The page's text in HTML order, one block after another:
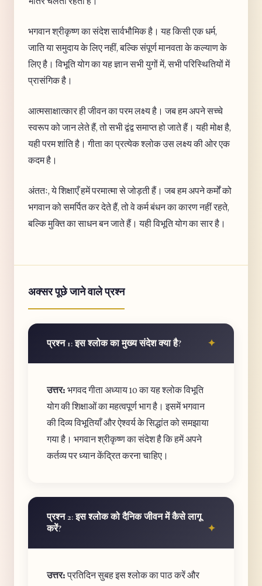
भगवान श्रीकृष्ण का संदेश सार्वभौमिक है। यह किसी एक धर्म,
जाति या समुदाय के लिए नहीं, बल्कि संपूर्ण मानवता के कल्याण के
लिए है। विभूति योग का यह ज्ञान सभी युगों में, सभी परिस्थितियों में
प्रासंगिक है।
आत्मसाक्षात्कार ही जीवन का परम लक्ष्य है। जब हम अपने सच्चे
स्वरूप को जान लेते हैं, तो सभी द्वंद्व समाप्त हो जाते हैं। यही मोक्ष है,
यही परम शांति है। गीता का प्रत्येक श्लोक उस लक्ष्य की ओर एक
कदम है।
अंततः, ये शिक्षाएँ हमें परमात्मा से जोड़ती हैं। जब हम अपने कर्मों को
भगवान को समर्पित कर देते हैं, तो वे कर्म बंधन का कारण नहीं रहते,
बल्कि मुक्ति का साधन बन जाते हैं। यही विभूति योग का सार है।
अक्सर पूछे जाने वाले प्रश्न
प्रश्न 1: इस श्लोक का मुख्य संदेश क्या है?
उत्तर: भगवद गीता अध्याय 10 का यह श्लोक विभूति
योग की शिक्षाओं का महत्वपूर्ण भाग है। इसमें भगवान
की दिव्य विभूतियाँ और ऐश्वर्य के सिद्धांत को समझाया
गया है। भगवान श्रीकृष्ण का संदेश है कि हमें अपने
कर्तव्य पर ध्यान केंद्रित करना चाहिए।
प्रश्न 2: इस श्लोक को दैनिक जीवन में कैसे लागू
करें?
उत्तर:प्रतिदिन सुबह इस श्लोक का पाठ करें और